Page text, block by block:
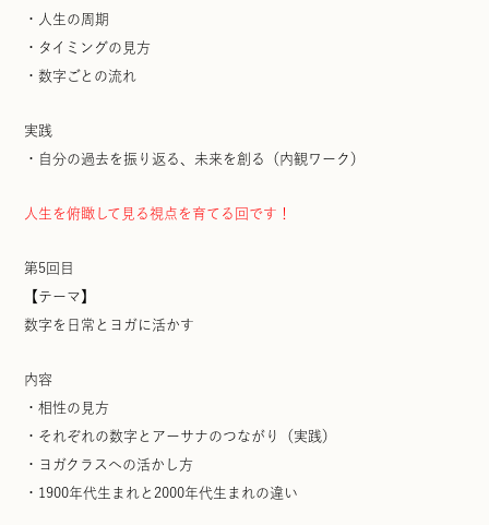
・人生の周期
・タイミングの見方
・数字ごとの流れ
実践
・自分の過去を振り返る、未来を創る（内観ワーク）
人生を俯瞰して見る視点を育てる回です！
第5回目
【テーマ】
数字を日常とヨガに活かす
内容
・相性の見方
・それぞれの数字とアーサナのつながり（実践）
・ヨガクラスへの活かし方
・1900年代生まれと2000年代生まれの違い